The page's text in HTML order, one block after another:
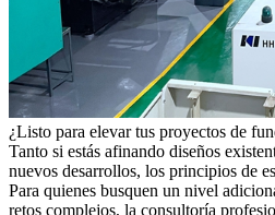
¿Listo para elevar tus proyectos de
Tanto si estás afinando diseños
nuevos desarrollos, los principios de
Para quienes busquen un nivel
retos complejos, la consultoría